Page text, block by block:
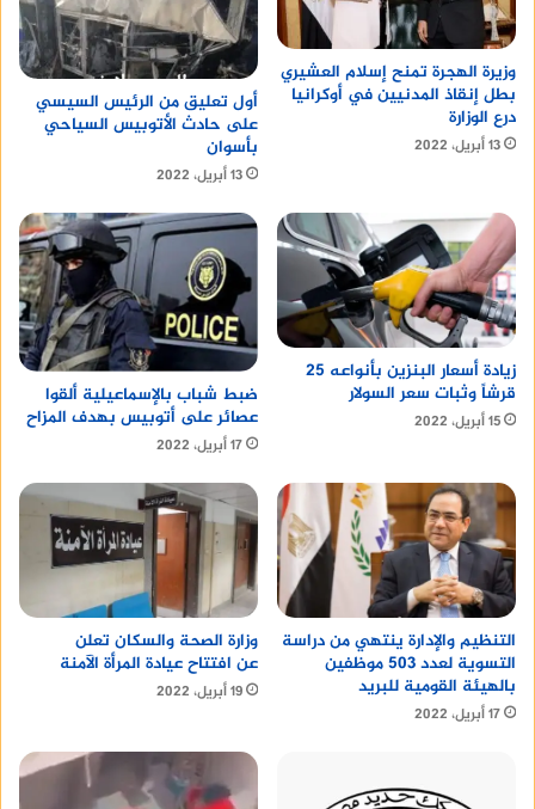
وزيرة الهجرة تمنح إسلام العشيري
بطل إنقاذ المدنيين في أوكرانيا
درع الوزارة
13 أبريل، 2022
أول تعليق من الرئيس السيسي
على حادث الأتوبيس السياحي
بأسوان
13 أبريل، 2022
زيادة أسعار البنزين بأنواعه 25
قرشاً وثبات سعر السولار
15 أبريل، 2022
ضبط شباب بالإسماعيلية ألقوا
عصائر على أتوبيس بهدف المزاح
17 أبريل، 2022
التنظيم والإدارة ينتهي من دراسة
التسوية لعدد 503 موظفين
بالهيئة القومية للبريد
17 أبريل، 2022
وزارة الصحة والسكان تعلن
عن افتتاح عيادة المرأة الآمنة
19 أبريل، 2022